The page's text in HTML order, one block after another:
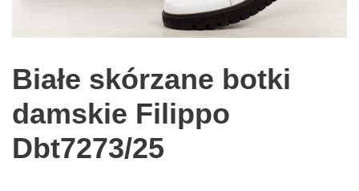
Białe skórzane botki
damskie Filippo
Dbt7273/25